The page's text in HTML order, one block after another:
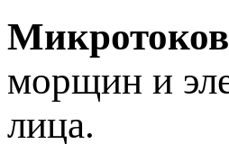
морщин и
лица.